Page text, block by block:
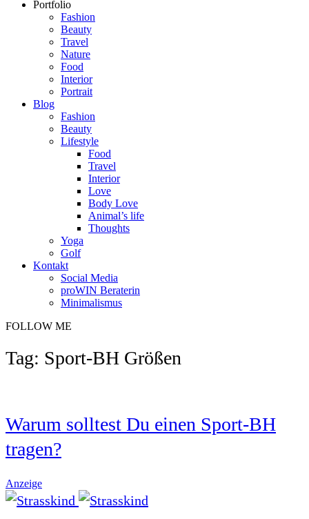
Portfolio
Fashion
Beauty
Travel
Nature
Food
Interior
Portrait
Blog
Fashion
Beauty
Lifestyle
Food
Travel
Interior
Love
Body Love
Animal’s life
Thoughts
Yoga
Golf
Kontakt
Social Media
proWIN Beraterin
Minimalismus
FOLLOW ME
Tag: Sport-BH Größen
Warum solltest Du einen Sport-BH
tragen?
Anzeige